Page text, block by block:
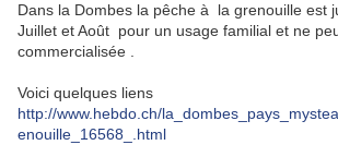
Dans la Dombes la pêche à la grenouille est
Juillet et Août pour un usage familial et ne
commercialisée .
Voici quelques liens
http://www.hebdo.ch/
enouille_16568_.html